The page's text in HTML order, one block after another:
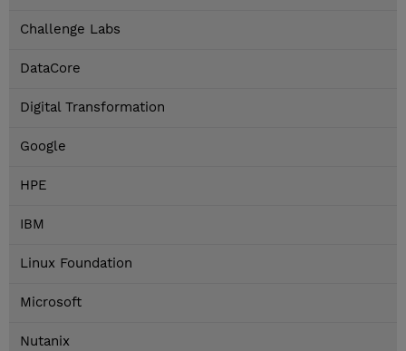
Challenge Labs
DataCore
Digital Transformation
Google
HPE
IBM
Linux Foundation
Microsoft
Nutanix